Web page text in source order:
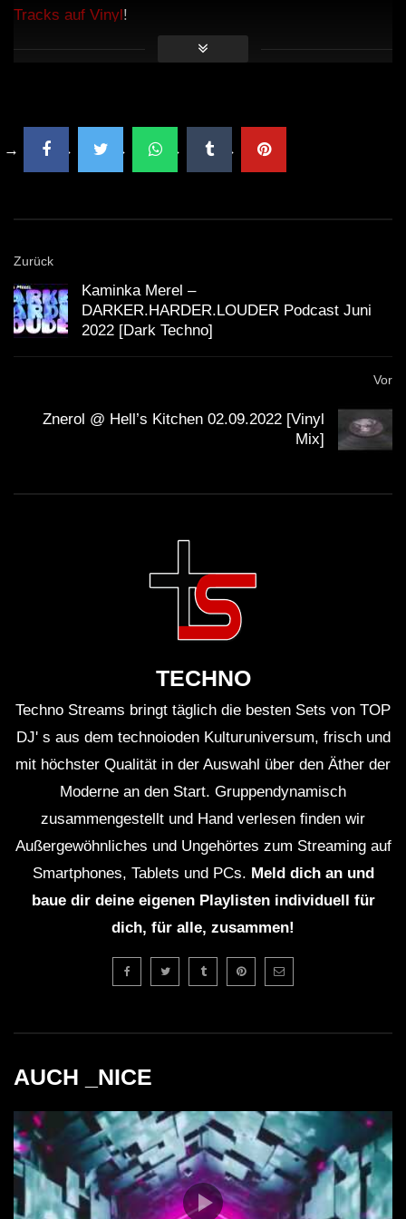
Tracks auf Vinyl !
Zurück
Kaminka Merel –
DARKER.HARDER.LOUDER Podcast Juni
2022 [Dark Techno]
Vor
Znerol @ Hell’s Kitchen 02.09.2022 [Vinyl
Mix]
TECHNO
Techno Streams bringt täglich die besten Sets von TOP
DJ' s aus dem technoioden Kulturuniversum, frisch und
mit höchster Qualität in der Auswahl über den Äther der
Moderne an den Start. Gruppendynamisch
zusammengestellt und Hand verlesen finden wir
Außergewöhnliches und Ungehörtes zum Streaming auf
Smartphones, Tablets und PCs. Meld dich an und
baue dir deine eigenen Playlisten individuell für
dich, für alle, zusammen!
AUCH _NICE